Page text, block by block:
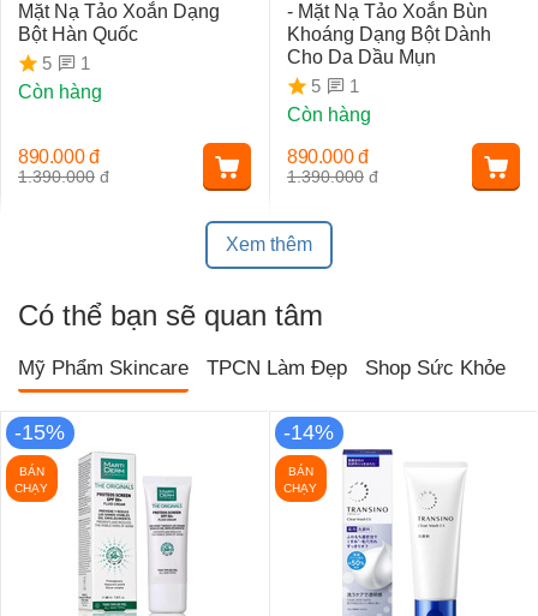
Mặt Nạ Tảo Xoắn Dạng
Bột Hàn Quốc
5
1
Còn hàng
1.390.000 đ
890.000 đ
- Mặt Nạ Tảo Xoắn Bùn
Khoáng Dạng Bột Dành
Cho Da Dầu Mụn
5
1
Còn hàng
1.390.000 đ
890.000 đ
Xem thêm
Có thể bạn sẽ quan tâm
Mỹ Phẩm Skincare TPCN Làm Đẹp Shop Sức Khỏe
-15%
BÁN
CHẠY
-14%
BÁN
CHẠY